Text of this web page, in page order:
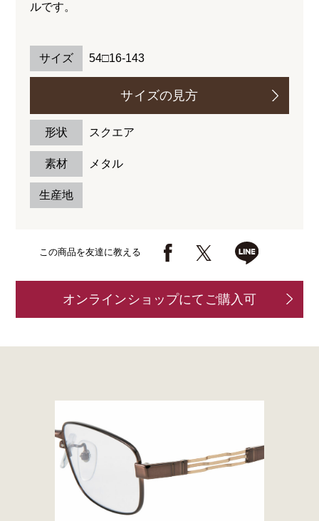
ルです。
サイズ 54□16-143
サイズの見方
形状 スクエア
素材 メタル
生産地
この商品を友達に教える
オンラインショップにてご購入可